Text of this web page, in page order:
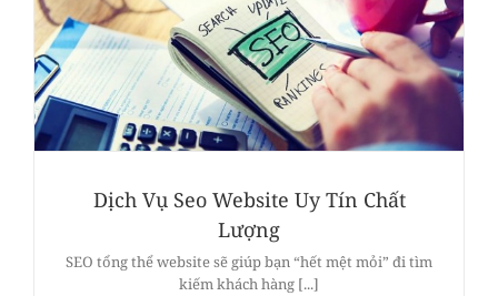
Dịch Vụ Seo Website Uy Tín Chất
Lượng
SEO tổng thể website sẽ giúp bạn “hết mệt mỏi” đi tìm
kiếm khách hàng [...]